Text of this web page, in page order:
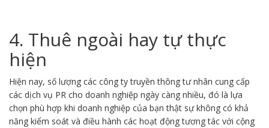
4. Thuê ngoài hay tự thực
hiện
Hiện nay, số lượng các công ty truyền thông tư nhân cung cấp
các dịch vụ PR cho doanh nghiệp ngày càng nhiều, đó là lựa
chọn phù hợp khi doanh nghiệp của bạn thật sự không có khả
năng kiểm soát và điều hành các hoạt động tương tác với cộng